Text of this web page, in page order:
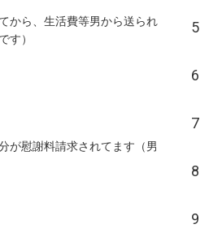
から、生活費等男から送られ
す）
が慰謝料請求されてます（男
5
6
7
8
9